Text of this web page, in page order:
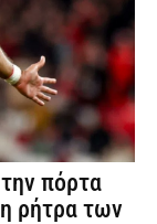
πόρτα
ρήτρα των